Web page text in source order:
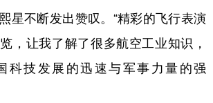
星不断发出赞叹。“精彩的飞行表演
，让我了解了很多航空工业知识，
科技发展的迅速与军事力量的强